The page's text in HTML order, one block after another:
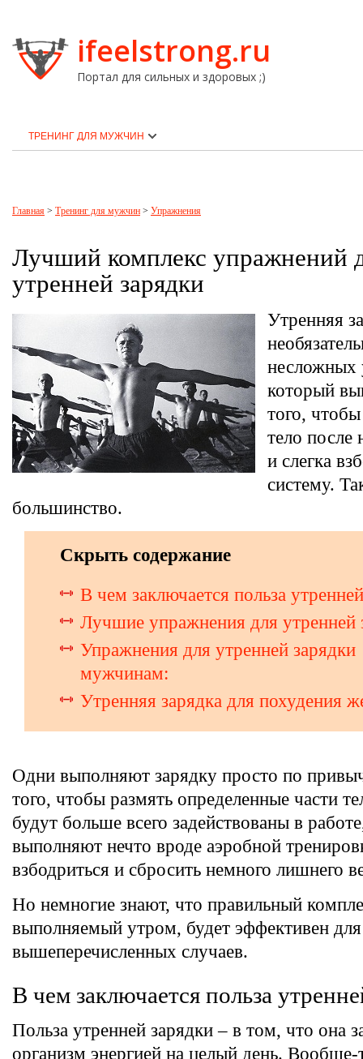
ifeelstrong.ru
Портал для сильных и здоровых ;)
ТРЕНИНГ ДЛЯ МУЖЧИН
Главная > Тренинг для мужчин > Упражнения
Лучший комплекс упражнений
утренней зарядки
Утренняя
несложных
который
того,
тело после
и слегка
систему.
большинство.
Скрыть содержание
В чем заключается польза
Лучшие упражнения для утренней
Упражнения для утренней зарядки
мужчинам:
Утренняя зарядка для похудения
Одни выполняют зарядку просто по
того, чтобы размять определенные части
будут больше всего задействованы в
выполняют нечто вроде аэробной
взбодриться и сбросить немного лишнего
Но немногие знают, что правильный
выполняемый утром, будет эффективен для
вышеперечисленных случаев.
В чем заключается польза
Польза утренней зарядки – в том, что она
организм энергией на целый день. Вообще-